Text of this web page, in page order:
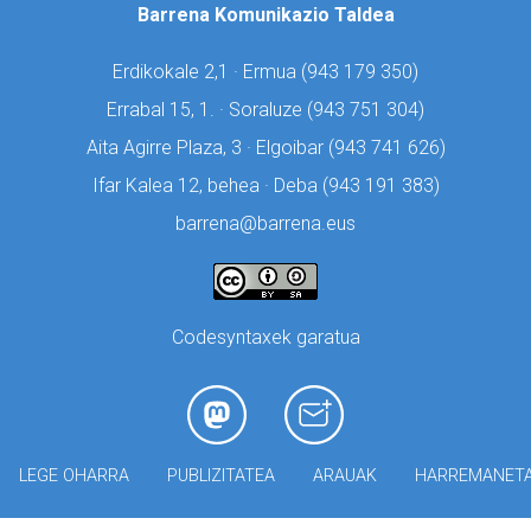
Barrena Komunikazio Taldea
Erdikokale 2,1 · Ermua (943 179 350)
Errabal 15, 1. · Soraluze (943 751 304)
Aita Agirre Plaza, 3 · Elgoibar (943 741 626)
Ifar Kalea 12, behea · Deba (943 191 383)
barrena@barrena.eus
Codesyntaxek garatua
LEGE OHARRA PUBLIZITATEA ARAUAK